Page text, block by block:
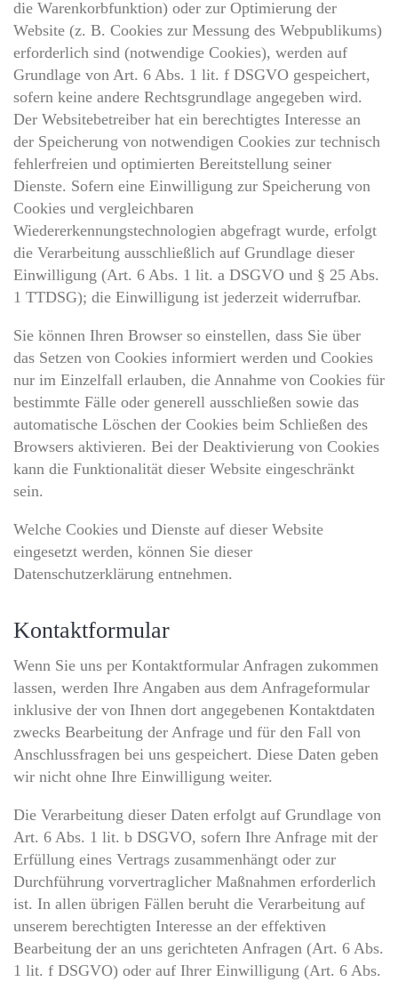
die Warenkorbfunktion) oder zur Optimierung der
Website (z. B. Cookies zur Messung des Webpublikums)
erforderlich sind (notwendige Cookies), werden auf
Grundlage von Art. 6 Abs. 1 lit. f DSGVO gespeichert,
sofern keine andere Rechtsgrundlage angegeben wird.
Der Websitebetreiber hat ein berechtigtes Interesse an
der Speicherung von notwendigen Cookies zur technisch
fehlerfreien und optimierten Bereitstellung seiner
Dienste. Sofern eine Einwilligung zur Speicherung von
Cookies und vergleichbaren
Wiedererkennungstechnologien abgefragt wurde, erfolgt
die Verarbeitung ausschließlich auf Grundlage dieser
Einwilligung (Art. 6 Abs. 1 lit. a DSGVO und § 25 Abs.
1 TTDSG); die Einwilligung ist jederzeit widerrufbar.
Sie können Ihren Browser so einstellen, dass Sie über
das Setzen von Cookies informiert werden und Cookies
nur im Einzelfall erlauben, die Annahme von Cookies für
bestimmte Fälle oder generell ausschließen sowie das
automatische Löschen der Cookies beim Schließen des
Browsers aktivieren. Bei der Deaktivierung von Cookies
kann die Funktionalität dieser Website eingeschränkt
sein.
Welche Cookies und Dienste auf dieser Website
eingesetzt werden, können Sie dieser
Datenschutzerklärung entnehmen.
Kontaktformular
Wenn Sie uns per Kontaktformular Anfragen zukommen
lassen, werden Ihre Angaben aus dem Anfrageformular
inklusive der von Ihnen dort angegebenen Kontaktdaten
zwecks Bearbeitung der Anfrage und für den Fall von
Anschlussfragen bei uns gespeichert. Diese Daten geben
wir nicht ohne Ihre Einwilligung weiter.
Die Verarbeitung dieser Daten erfolgt auf Grundlage von
Art. 6 Abs. 1 lit. b DSGVO, sofern Ihre Anfrage mit der
Erfüllung eines Vertrags zusammenhängt oder zur
Durchführung vorvertraglicher Maßnahmen erforderlich
ist. In allen übrigen Fällen beruht die Verarbeitung auf
unserem berechtigten Interesse an der effektiven
Bearbeitung der an uns gerichteten Anfragen (Art. 6 Abs.
1 lit. f DSGVO) oder auf Ihrer Einwilligung (Art. 6 Abs.